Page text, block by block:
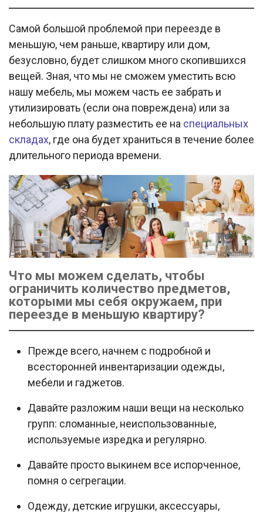
Самой большой проблемой при переезде в
меньшую, чем раньше, квартиру или дом,
безусловно, будет слишком много скопившихся
вещей. Зная, что мы не сможем уместить всю
нашу мебель, мы можем часть ее забрать и
утилизировать (если она повреждена) или за
небольшую плату разместить ее на специальных
складах, где она будет храниться в течение более
длительного периода времени.
Что мы можем сделать, чтобы
ограничить количество предметов,
которыми мы себя окружаем, при
переезде в меньшую квартиру?
Прежде всего, начнем с подробной и
всесторонней инвентаризации одежды,
мебели и гаджетов.
Давайте разложим наши вещи на несколько
групп: сломанные, неиспользованные,
используемые изредка и регулярно.
Давайте просто выкинем все испорченное,
помня о сегрегации.
Одежду, детские игрушки, аксессуары,